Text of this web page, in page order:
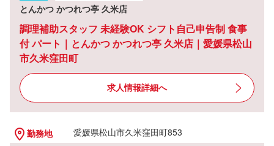
とんかつ かつれつ亭 久米店
調理補助スタッフ 未経験OK シフト自己申告制 食事
付 パート｜とんかつ かつれつ亭 久米店｜愛媛県松山
市久米窪田町
求人情報詳細へ
勤務地
愛媛県松山市久米窪田町853